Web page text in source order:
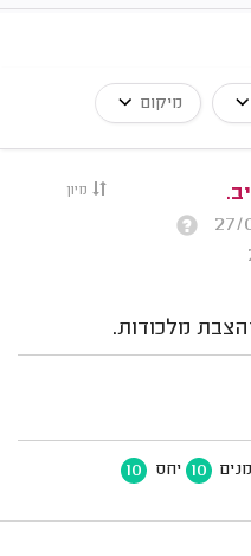
מיקום
מיון
מלכודות.
10 יחס 10